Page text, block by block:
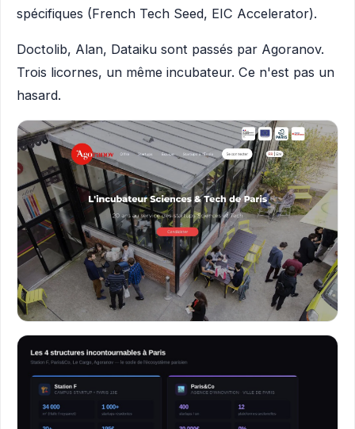
spécifiques (French Tech Seed, EIC Accelerator).
Doctolib, Alan, Dataiku sont passés par Agoranov.
Trois licornes, un même incubateur. Ce n'est pas un
hasard.